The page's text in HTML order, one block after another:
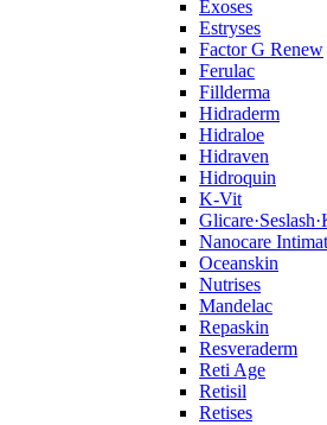
Exoses
Estryses
Factor G Renew
Ferulac
Fillderma
Hidraderm
Hidraloe
Hidraven
Hidroquin
K-Vit
Nanocare
Oceanskin
Nutrises
Mandelac
Repaskin
Resveraderm
Reti Age
Retisil
Retises